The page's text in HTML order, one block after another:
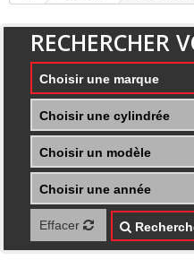
RECHERCHER
Choisir une marque
Choisir une cylindrée
Choisir un modèle
Choisir une année
Effacer